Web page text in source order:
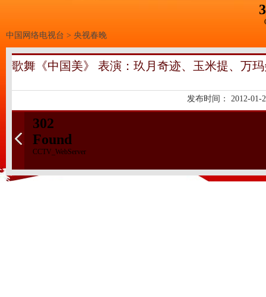
中国网络电视台 > 央视春晚
歌舞《中国美》 表演：玖月奇迹、玉米提、万
发布时间： 2012-01-
302
Found
CCTV_WebServer